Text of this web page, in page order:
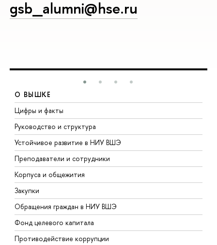
gsb_alumni@hse.ru
О ВЫШКЕ
Цифры и факты
Руководство и структура
Устойчивое развитие в НИУ ВШЭ
Преподаватели и сотрудники
Корпуса и общежития
Закупки
Обращения граждан в НИУ ВШЭ
Фонд целевого капитала
Противодействие коррупции